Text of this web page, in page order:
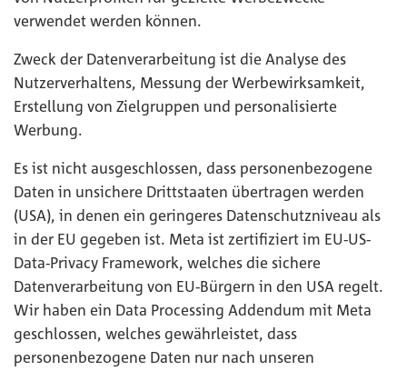
verwendet werden können.
Zweck der Datenverarbeitung ist die Analyse des
Nutzerverhaltens, Messung der Werbewirksamkeit,
Erstellung von Zielgruppen und personalisierte
Werbung.
Es ist nicht ausgeschlossen, dass personenbezogene
Daten in unsichere Drittstaaten übertragen werden
(USA), in denen ein geringeres Datenschutzniveau als
in der EU gegeben ist. Meta ist zertifiziert im EU-US-
Data-Privacy Framework, welches die sichere
Datenverarbeitung von EU-Bürgern in den USA regelt.
Wir haben ein Data Processing Addendum mit Meta
geschlossen, welches gewährleistet, dass
personenbezogene Daten nur nach unseren